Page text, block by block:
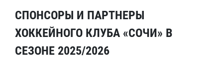
СПОНСОРЫ И ПАРТНЕРЫ
ХОККЕЙНОГО КЛУБА «СОЧИ» В
СЕЗОНЕ 2025/2026